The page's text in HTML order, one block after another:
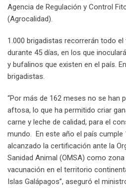
Agencia de Regulación y Control
(Agrocalidad).
1.000 brigadistas recorrerán todo
durante 45 días, en los que
y bufalinos que existen en el país.
brigadistas.
“Por más de 162 meses no se han
aftosa, lo que ha permitido criar
carne y leche de calidad, para el
mundo. En este año el país cumple
alcanzado la certificación ante la
Sanidad Animal (OMSA) como
vacunación en el territorio
Islas Galápagos”, aseguró el